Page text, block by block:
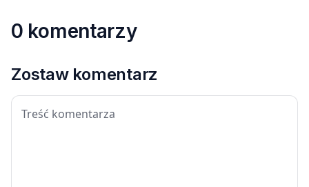
0 komentarzy
Zostaw komentarz